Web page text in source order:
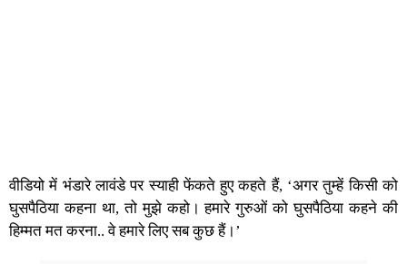
वीडियो में भंडारे लावंडे पर स्याही फेंकते हुए कहते हैं, ‘अगर तुम्हें किसी को
घुसपैठिया कहना था, तो मुझे कहो। हमारे गुरुओं को घुसपैठिया कहने की
हिम्मत मत करना.. वे हमारे लिए सब कुछ हैं।’